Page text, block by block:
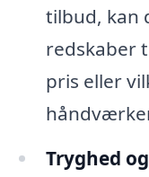
tilbud, kan
redskaber
pris eller
Tryghed